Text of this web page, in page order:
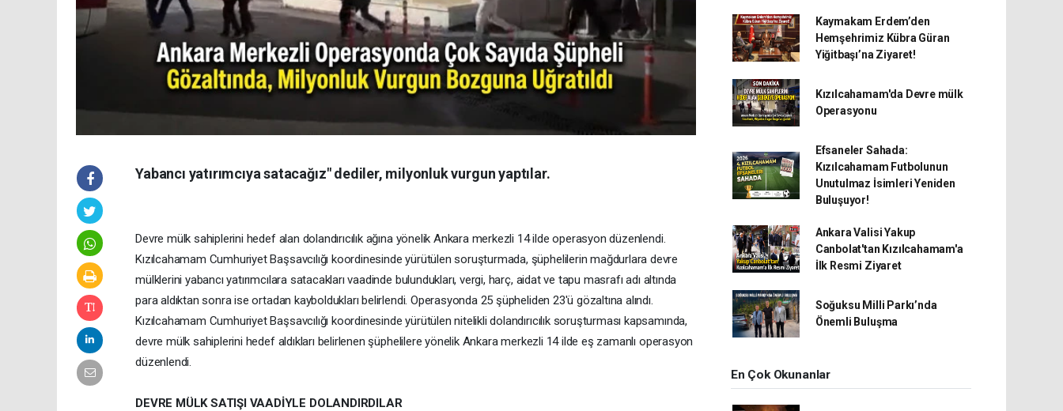
Yabancı yatırımcıya satacağız" dediler, milyonluk vurgun yaptılar.
Devre mülk sahiplerini hedef alan dolandırıcılık ağına yönelik Ankara merkezli 14 ilde operasyon düzenlendi.
Kızılcahamam Cumhuriyet Başsavcılığı koordinesinde yürütülen soruşturmada, şüphelilerin mağdurlara devre
mülklerini yabancı yatırımcılara satacakları vaadinde bulundukları, vergi, harç, aidat ve tapu masrafı adı altında
para aldıktan sonra ise ortadan kayboldukları belirlendi. Operasyonda 25 şüpheliden 23'ü gözaltına alındı.
Kızılcahamam Cumhuriyet Başsavcılığı koordinesinde yürütülen nitelikli dolandırıcılık soruşturması kapsamında,
devre mülk sahiplerini hedef aldıkları belirlenen şüphelilere yönelik Ankara merkezli 14 ilde eş zamanlı operasyon
düzenlendi.
DEVRE MÜLK SATIŞI VAADİYLE DOLANDIRDILAR
Kaymakam Erdem’den
Hemşehrimiz Kübra Güran
Yiğitbaşı’na Ziyaret!
Kızılcahamam'da Devre mülk
Operasyonu
Efsaneler Sahada:
Kızılcahamam Futbolunun
Unutulmaz İsimleri Yeniden
Buluşuyor!
Ankara Valisi Yakup
Canbolat'tan Kızılcahamam'a
İlk Resmi Ziyaret
Soğuksu Milli Parkı’nda
Önemli Buluşma
En Çok Okunanlar